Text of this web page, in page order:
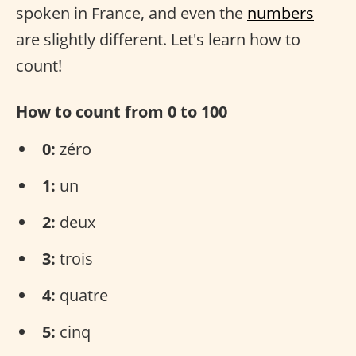
spoken in France, and even the numbers
are slightly different. Let's learn how to
count!
How to count from 0 to 100
0: zéro
1: un
2: deux
3: trois
4: quatre
5: cinq